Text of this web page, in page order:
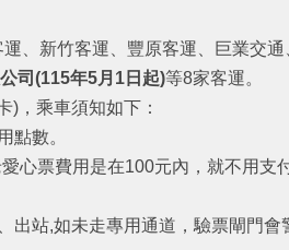
、新竹客運、豐原客運、巨業交
司(115年5月1日起)等8家客運。
)，乘車須知如下：
點數。
心票費用是在100元內，就不用支
出站,如未走專用通道，驗票閘門